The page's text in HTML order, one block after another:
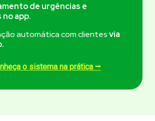
de urgências e
no app.
automática com clientesvia
o sistema na prática ⭢